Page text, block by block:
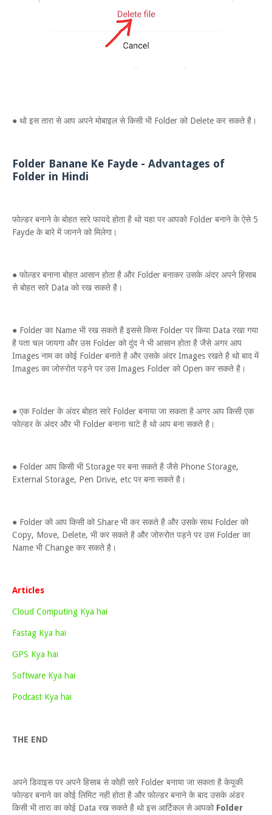
● थो इस तारा से आप अपने मोबाइल से किसी भी Folder को Delete कर सकते है।
Folder Banane Ke Fayde - Advantages of
Folder in Hindi
फोल्डर बनाने के बोहत सारे फायदे होता है थो यहा पर आपको Folder बनाने के ऐसे 5
Fayde के बारे में जानने को मिलेगा।
● फोल्डर बनाना बोहत आसान होता है और Folder बनाकर उसके अंदर अपने हिसाब
से बोहत सारे Data को रख सकते है।
● Folder का Name भी रख सकते है इससे किस Folder पर किया Data रखा गया
है पता चल जायगा और उस Folder को दुंद ने भी आसान होता है जैसे अगर आप
Images नाम का कोई Folder बनाते है और उसके अंदर Images रखते है थो बाद में
Images का जोरुरोत पड़ने पर उस Images Folder को Open कर सकते है।
● एक Folder के अंदर बोहत सारे Folder बनाया जा सकता है अगर आप किसी एक
फोल्डर के अंदर और भी Folder बनाना चाटे है थो आप बना सकते है।
● Folder आप किसी भी Storage पर बना सकते है जैसे Phone Storage,
External Storage, Pen Drive, etc पर बना सकते है।
● Folder को आप किसी को Share भी कर सकते है और उसके साथ Folder को
Copy, Move, Delete, भी कर सकते है और जोरुरोत पड़ने पर उस Folder का
Name भी Change कर सकते है।
Articles
Cloud Computing Kya hai
Fastag Kya hai
GPS Kya hai
Software Kya hai
Podcast Kya hai
THE END
अपने डिवाइस पर अपने हिसाब से कोही सारे Folder बनाया जा सकता है केयूकी
फोल्डर बनाने का कोई लिमिट नही होता है और फोल्डर बनाने के बाद उसके अंडर
किसी भी तारा का कोई Data रख सकते है थो इस आर्टिकल से आपको Folder